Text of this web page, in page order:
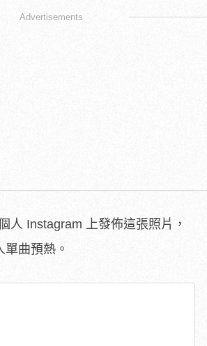
Advertisements
人 Instagram 上發佈這張照片，
曲預熱。